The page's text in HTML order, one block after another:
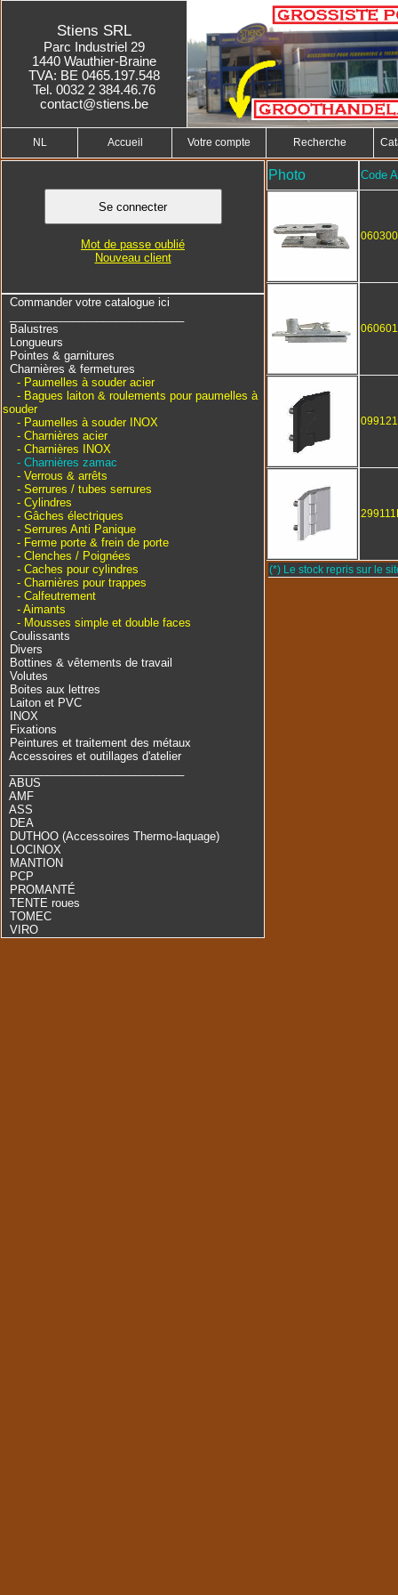
Stiens SRL
Parc Industriel 29
1440 Wauthier-Braine
TVA: BE 0465.197.548
Tel. 0032 2 384.46.76
contact@stiens.be
NL Accueil Votre compte Recherche
Commander votre catalogue ici
Balustres
Longueurs
Pointes & garnitures
Charnières & fermetures
- Paumelles à souder acier
- Bagues laiton & roulements pour paumelles à
souder
- Paumelles à souder INOX
- Charnières acier
- Charnières INOX
- Charnières zamac
- Verrous & arrêts
- Serrures / tubes serrures
- Cylindres
- Gâches électriques
- Serrures Anti Panique
- Ferme porte & frein de porte
- Clenches / Poignées
- Caches pour cylindres
- Charnières pour trappes
- Calfeutrement
- Aimants
- Mousses simple et double faces
Coulissants
Divers
Bottines & vêtements de travail
Volutes
Boites aux lettres
Laiton et PVC
INOX
Fixations
Peintures et traitement des métaux
Accessoires et outillages d'atelier
ABUS
AMF
ASS
DEA
DUTHOO (Accessoires Thermo-laquage)
LOCINOX
MANTION
PCP
PROMANTÉ
TENTE roues
TOMEC
VIRO
Mot de passe oublié
Nouveau client
Photo Code
(*) Le stock repris sur le